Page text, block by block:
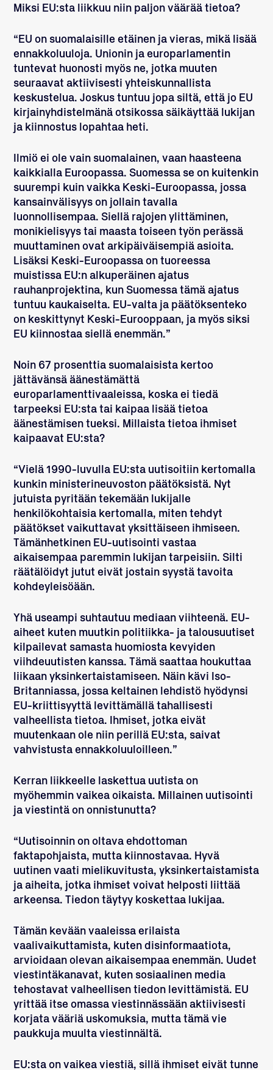
Miksi EU:sta liikkuu niin paljon väärää tietoa?
“EU on suomalaisille etäinen ja vieras, mikä lisää
ennakkoluuloja. Unionin ja europarlamentin
tuntevat huonosti myös ne, jotka muuten
seuraavat aktiivisesti yhteiskunnallista
keskustelua. Joskus tuntuu jopa siltä, että jo EU
kirjainyhdistelmänä otsikossa säikäyttää lukijan
ja kiinnostus lopahtaa heti.
Ilmiö ei ole vain suomalainen, vaan haasteena
kaikkialla Euroopassa. Suomessa se on kuitenkin
suurempi kuin vaikka Keski-Euroopassa, jossa
kansainvälisyys on jollain tavalla
luonnollisempaa. Siellä rajojen ylittäminen,
monikielisyys tai maasta toiseen työn perässä
muuttaminen ovat arkipäiväisempiä asioita.
Lisäksi Keski-Euroopassa on tuoreessa
muistissa EU:n alkuperäinen ajatus
rauhanprojektina, kun Suomessa tämä ajatus
tuntuu kaukaiselta. EU-valta ja päätöksenteko
on keskittynyt Keski-Eurooppaan, ja myös siksi
EU kiinnostaa siellä enemmän.”
Noin 67 prosenttia suomalaisista kertoo
jättävänsä äänestämättä
europarlamenttivaaleissa, koska ei tiedä
tarpeeksi EU:sta tai kaipaa lisää tietoa
äänestämisen tueksi. Millaista tietoa ihmiset
kaipaavat EU:sta?
“Vielä 1990-luvulla EU:sta uutisoitiin kertomalla
kunkin ministerineuvoston päätöksistä. Nyt
jutuista pyritään tekemään lukijalle
henkilökohtaisia kertomalla, miten tehdyt
päätökset vaikuttavat yksittäiseen ihmiseen.
Tämänhetkinen EU-uutisointi vastaa
aikaisempaa paremmin lukijan tarpeisiin. Silti
räätälöidyt jutut eivät jostain syystä tavoita
kohdeyleisöään.
Yhä useampi suhtautuu mediaan viihteenä. EU-
aiheet kuten muutkin politiikka- ja talousuutiset
kilpailevat samasta huomiosta kevyiden
viihdeuutisten kanssa. Tämä saattaa houkuttaa
liikaan yksinkertaistamiseen. Näin kävi Iso-
Britanniassa, jossa keltainen lehdistö hyödynsi
EU-kriittisyyttä levittämällä tahallisesti
valheellista tietoa. Ihmiset, jotka eivät
muutenkaan ole niin perillä EU:sta, saivat
vahvistusta ennakkoluuloilleen.”
Kerran liikkeelle laskettua uutista on
myöhemmin vaikea oikaista. Millainen uutisointi
ja viestintä on onnistunutta?
“Uutisoinnin on oltava ehdottoman
faktapohjaista, mutta kiinnostavaa. Hyvä
uutinen vaati mielikuvitusta, yksinkertaistamista
ja aiheita, jotka ihmiset voivat helposti liittää
arkeensa. Tiedon täytyy koskettaa lukijaa.
Tämän kevään vaaleissa erilaista
vaalivaikuttamista, kuten disinformaatiota,
arvioidaan olevan aikaisempaa enemmän. Uudet
viestintäkanavat, kuten sosiaalinen media
tehostavat valheellisen tiedon levittämistä. EU
yrittää itse omassa viestinnässään aktiivisesti
korjata vääriä uskomuksia, mutta tämä vie
paukkuja muulta viestinnältä.
EU:sta on vaikea viestiä, sillä ihmiset eivät tunne